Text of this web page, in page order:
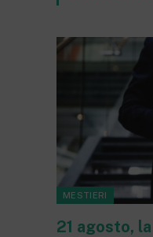
MESTIERI
21 agosto,